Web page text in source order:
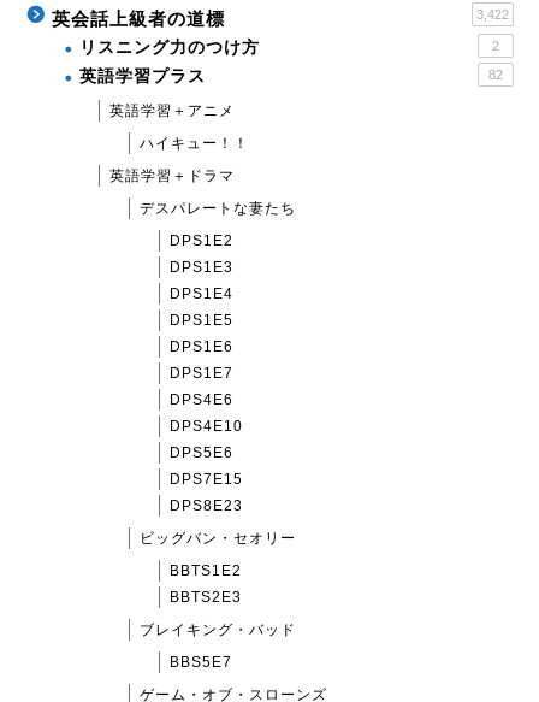
英会話上級者の道標 3,422
リスニング力のつけ方 2
英語学習プラス 82
英語学習＋アニメ
ハイキュー！！
英語学習＋ドラマ
デスパレートな妻たち
DPS1E2
DPS1E3
DPS1E4
DPS1E5
DPS1E6
DPS1E7
DPS4E6
DPS4E10
DPS5E6
DPS7E15
DPS8E23
ビッグバン・セオリー
BBTS1E2
BBTS2E3
ブレイキング・バッド
BBS5E7
ゲーム・オブ・スローンズ